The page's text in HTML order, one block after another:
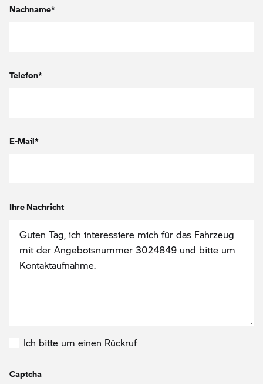
Nachname*
Telefon*
E-Mail*
Ihre Nachricht
Ich bitte um einen Rückruf
Captcha